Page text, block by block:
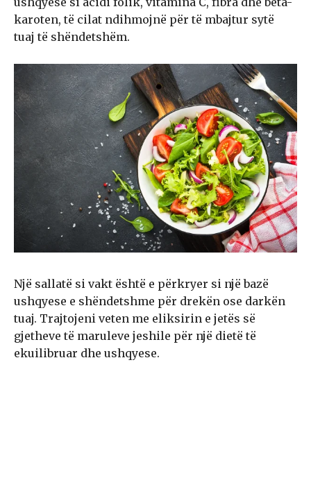
karoten, të cilat ndihmojnë për të mbajtur sytë
tuaj të shëndetshëm.
Një sallatë si vakt është e përkryer si një bazë
ushqyese e shëndetshme për drekën ose darkën
tuaj. Trajtojeni veten me eliksirin e jetës së
gjetheve të maruleve jeshile për një dietë të
ekuilibruar dhe ushqyese.